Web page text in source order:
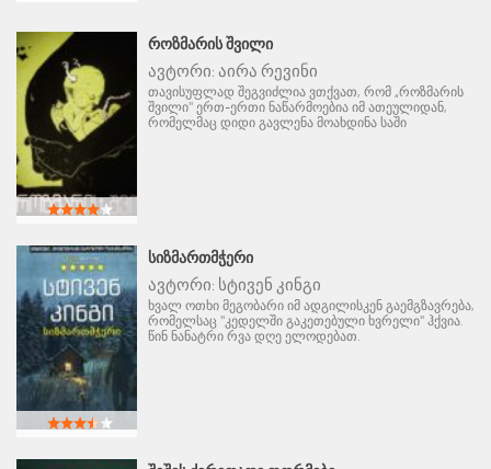
ᲠᲝᲖᲛᲐᲠᲘᲡ ᲨᲕᲘᲚᲘ
ავტორი: აირა რევინი
თავისუფლად შეგვიძლია ვთქვათ, რომ „როზმარის
შვილი" ერთ-ერთი ნაწარმოებია იმ ათეულიდან,
რომელმაც დიდი გავლენა მოახდინა საში
ᲡᲘᲖᲛᲐᲠᲗᲛᲭᲔᲠᲘ
ავტორი: სტივენ კინგი
ხვალ ოთხი მეგობარი იმ ადგილისკენ გაემგზავრება,
რომელსაც "კედელში გაკეთებული ხვრელი" ჰქვია.
წინ ნანატრი რვა დღე ელოდებათ.